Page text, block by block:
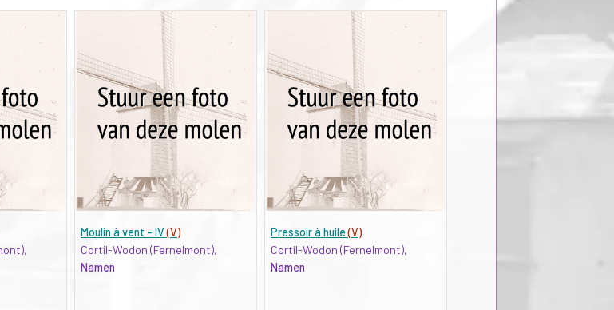
Moulin à vent - IV(V)
Cortil-Wodon (Fernelmont),
Namen
Pressoir à huile(V)
Cortil-Wodon (Fernelmont),
Namen